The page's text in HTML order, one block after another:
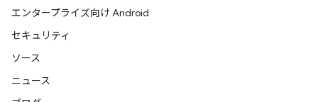
エンタープライズ向け Android
セキュリティ
ソース
ニュース